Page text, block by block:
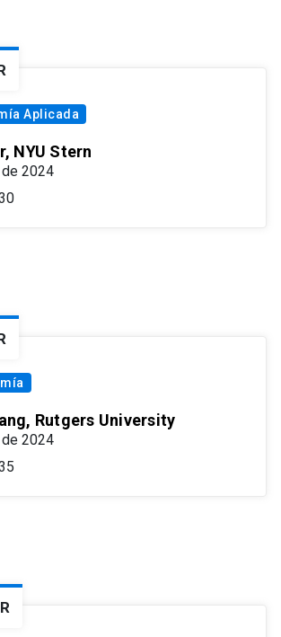
Aplicada
NYU Stern
2024
Rutgers University
2024